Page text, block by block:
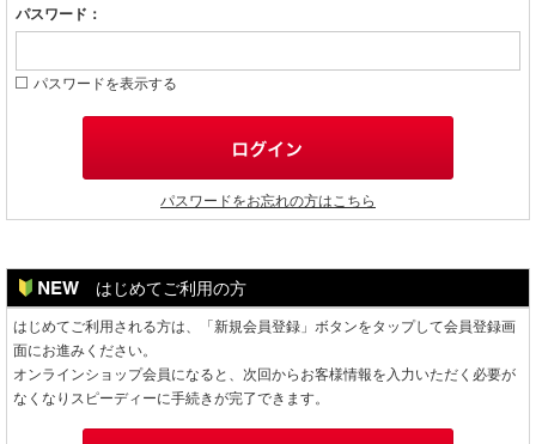
パスワード：
パスワードを表示する
パスワードをお忘れの方はこちら
はじめてご利用の方
はじめてご利用される方は、「新規会員登録」ボタンをタップして会員登録画
面にお進みください。
オンラインショップ会員になると、次回からお客様情報を入力いただく必要が
なくなりスピーディーに手続きが完了できます。